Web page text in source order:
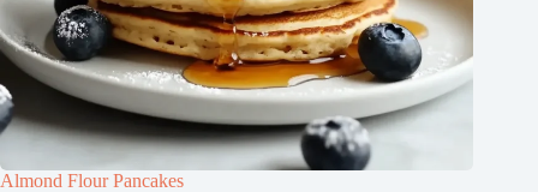
Almond Flour Pancakes